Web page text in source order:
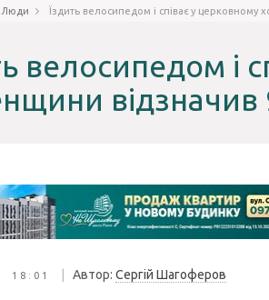
Люди Їздить велосипедом і співає у церковному
велосипедом і
відзначив
18:01 Автор: Сергій Шагоферов